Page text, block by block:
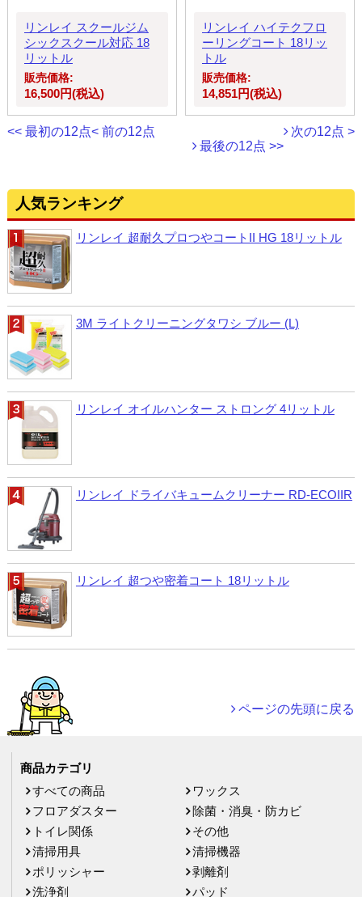
リンレイ スクールジム
シックスクール対応 18
リットル
販売価格:
16,500円(税込)
リンレイ ハイテクフロ
ーリングコート 18リッ
トル
販売価格:
14,851円(税込)
<< 最初の12点< 前の12点
次の12点 >
最後の12点 >>
人気ランキング
リンレイ 超耐久プロつやコートII HG 18リットル
3M ライトクリーニングタワシ ブルー (L)
リンレイ オイルハンター ストロング 4リットル
リンレイ ドライバキュームクリーナー RD-ECOIIR
リンレイ 超つや密着コート 18リットル
ページの先頭に戻る
商品カテゴリ
すべての商品
ワックス
フロアダスター
除菌・消臭・防カビ
トイレ関係
その他
清掃用具
清掃機器
ポリッシャー
剥離剤
洗浄剤
パッド